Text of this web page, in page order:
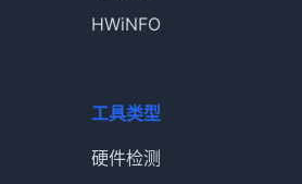
HWiNFO
工具类型
硬件检测